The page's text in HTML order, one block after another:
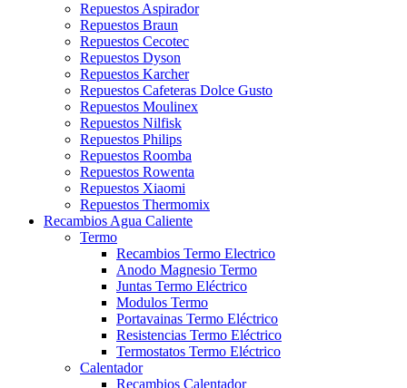
Repuestos Aspirador
Repuestos Braun
Repuestos Cecotec
Repuestos Dyson
Repuestos Karcher
Repuestos Cafeteras Dolce Gusto
Repuestos Moulinex
Repuestos Nilfisk
Repuestos Philips
Repuestos Roomba
Repuestos Rowenta
Repuestos Xiaomi
Repuestos Thermomix
Recambios Agua Caliente
Termo
Recambios Termo Electrico
Anodo Magnesio Termo
Juntas Termo Eléctrico
Modulos Termo
Portavainas Termo Eléctrico
Resistencias Termo Eléctrico
Termostatos Termo Eléctrico
Calentador
Recambios Calentador